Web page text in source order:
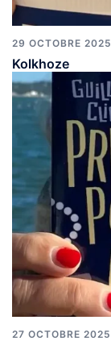
29 OCTOBRE 2025
Kolkhoze
27 OCTOBRE 2025